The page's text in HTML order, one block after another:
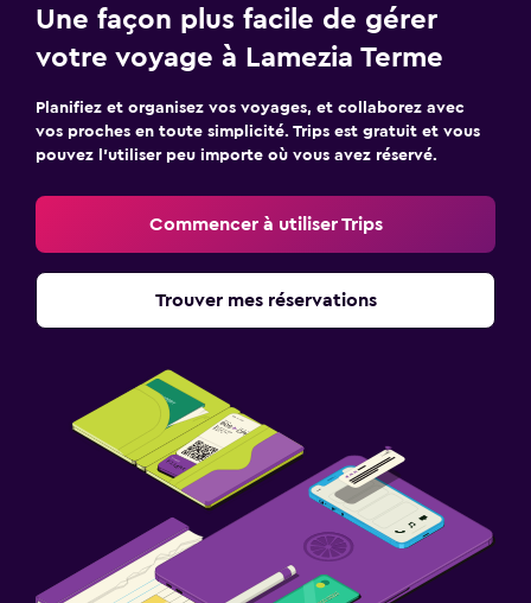
Une façon plus facile de gérer
votre voyage à Lamezia Terme
Planifiez et organisez vos voyages, et collaborez avec
vos proches en toute simplicité. Trips est gratuit et vous
pouvez l’utiliser peu importe où vous avez réservé.
Commencer à utiliser Trips
Trouver mes réservations